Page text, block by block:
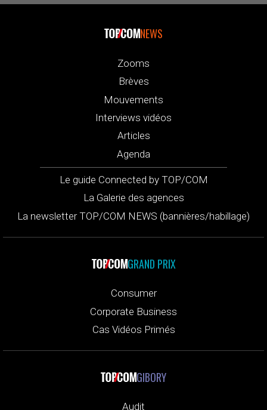
NEWS
Zooms
Brèves
Mouvements
Interviews vidéos
Articles
Agenda
Le guide Connected by TOP/COM
La Galerie des agences
La newsletter TOP/COM NEWS (bannières/habillage)
GRAND PRIX
Consumer
Corporate Business
Cas Vidéos Primés
GIBORY
Audit